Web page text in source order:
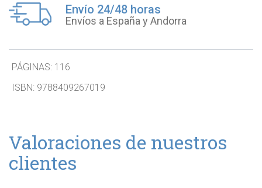
Envío 24/48 horas
Envíos a España y Andorra
PÁGINAS: 116
ISBN: 9788409267019
Valoraciones de nuestros
clientes